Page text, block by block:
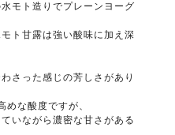
モト造りでプレーンヨーグ
ト甘露は強い酸味に加え深
さった感じの芳しさがあり
な酸度ですが、
いながら濃密な甘さがある